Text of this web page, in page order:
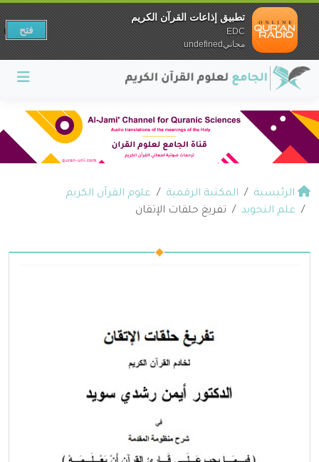
الرئيسية المكتبة الرقمية
علوم القرآن الكريم
علم التجويد
تفريغ حلقات الإتقان
تطبيق إذاعات القرآن الكريم
EDC
مجانيundefined
فتح